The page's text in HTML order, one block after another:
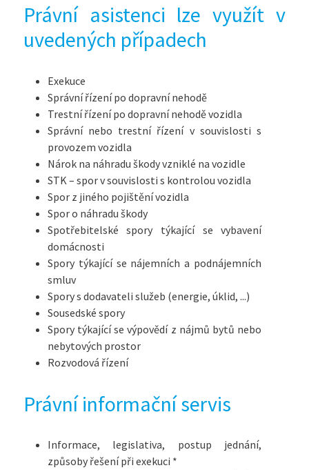
Právní asistenci lze využít v
uvedených případech
Exekuce
Správní řízení po dopravní nehodě
Trestní řízení po dopravní nehodě vozidla
Správní nebo trestní řízení v souvislosti s
provozem vozidla
Nárok na náhradu škody vzniklé na vozidle
STK – spor v souvislosti s kontrolou vozidla
Spor z jiného pojištění vozidla
Spor o náhradu škody
Spotřebitelské spory týkající se vybavení
domácnosti
Spory týkající se nájemních a podnájemních
smluv
Spory s dodavateli služeb (energie, úklid, ...)
Sousedské spory
Spory týkající se výpovědí z nájmů bytů nebo
nebytových prostor
Rozvodová řízení
Právní informační servis
Informace, legislativa, postup jednání,
způsoby řešení při exekuci *